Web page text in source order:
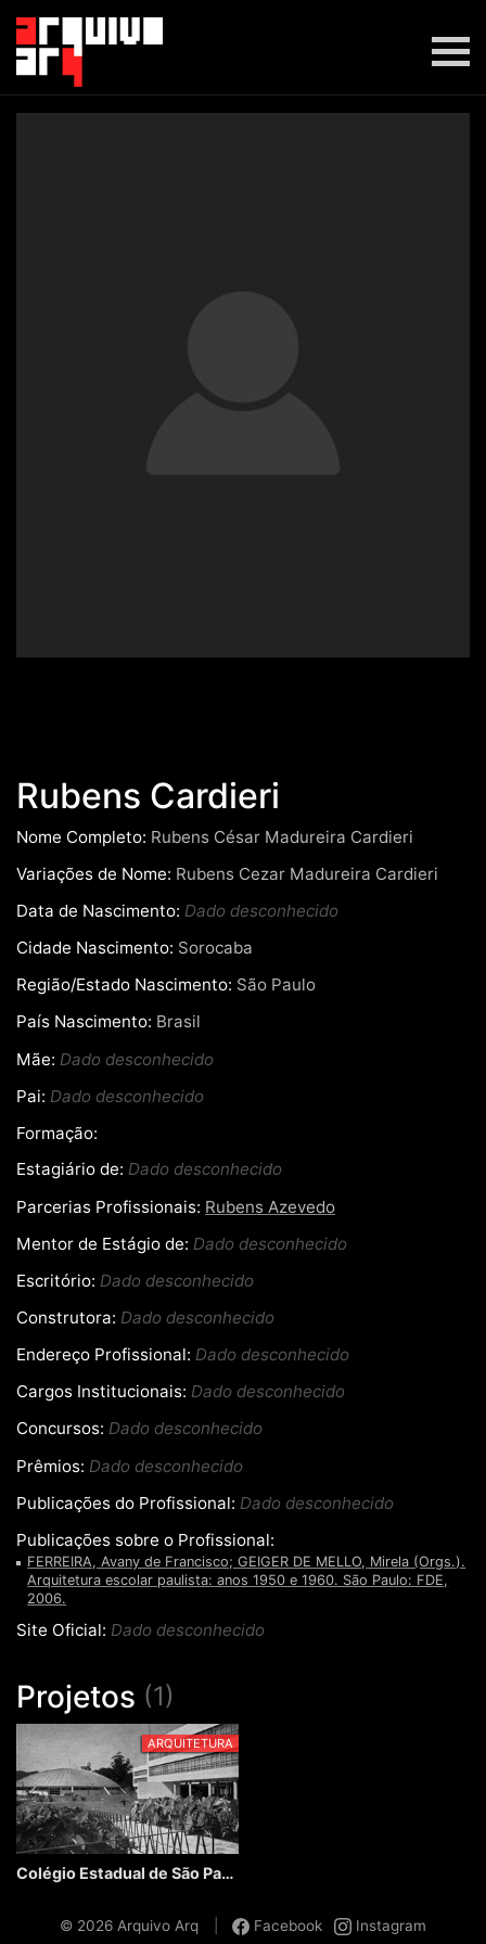
Rubens Cardieri
Nome Completo: Rubens César Madureira Cardieri
Variações de Nome: Rubens Cezar Madureira Cardieri
Data de Nascimento: Dado desconhecido
Cidade Nascimento: Sorocaba
Região/Estado Nascimento: São Paulo
País Nascimento: Brasil
Mãe: Dado desconhecido
Pai: Dado desconhecido
Formação:
Estagiário de: Dado desconhecido
Parcerias Profissionais: Rubens Azevedo
Mentor de Estágio de: Dado desconhecido
Escritório: Dado desconhecido
Construtora: Dado desconhecido
Endereço Profissional: Dado desconhecido
Cargos Institucionais: Dado desconhecido
Concursos: Dado desconhecido
Prêmios: Dado desconhecido
Publicações do Profissional: Dado desconhecido
Publicações sobre o Profissional:
FERREIRA, Avany de Francisco; GEIGER DE MELLO, Mirela (Orgs.).
Arquitetura escolar paulista: anos 1950 e 1960. São Paulo: FDE,
2006.
Site Oficial: Dado desconhecido
Projetos (1)
ARQUITETURA
Colégio Estadual de São Paulo
© 2026 Arquivo Arq Facebook Instagram